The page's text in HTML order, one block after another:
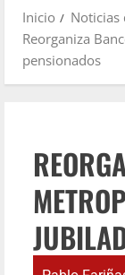
Inicio Noticias
Reorganiza
pensionados